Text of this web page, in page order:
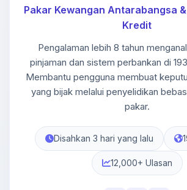
Pakar Kewangan Antarabangsa
Kredit
Pengalaman lebih 8 tahun
pinjaman dan sistem perbankan di
Membantu pengguna membuat
yang bijak melalui penyelidikan
pakar.
Disahkan 3 hari yang lalu
12,000+ Ulasan